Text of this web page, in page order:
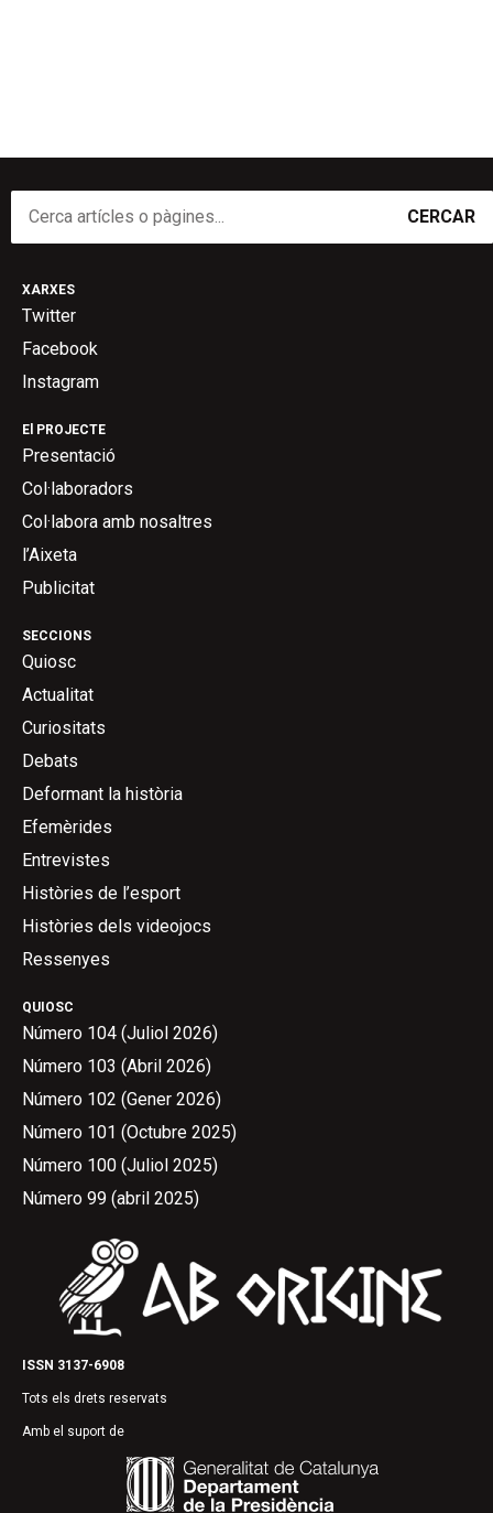
CERCAR
ISSN 3137-6908
Tots els drets reservats
Amb el suport de
QUIOSC
Número 104 (Juliol 2026)
Número 103 (Abril 2026)
Número 102 (Gener 2026)
Número 101 (Octubre 2025)
Número 100 (Juliol 2025)
Número 99 (abril 2025)
SECCIONS
Quiosc
Actualitat
Curiositats
Debats
Deformant la història
Efemèrides
Entrevistes
Històries de l’esport
Històries dels videojocs
Ressenyes
El PROJECTE
Presentació
Col·laboradors
Col·labora amb nosaltres
l’Aixeta
Publicitat
XARXES
Twitter
Facebook
Instagram